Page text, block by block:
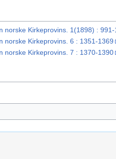
norske Kirkeprovins. 1(1898) : 991-
norske Kirkeprovins. 6 : 1351-1369
norske Kirkeprovins. 7 : 1370-1390